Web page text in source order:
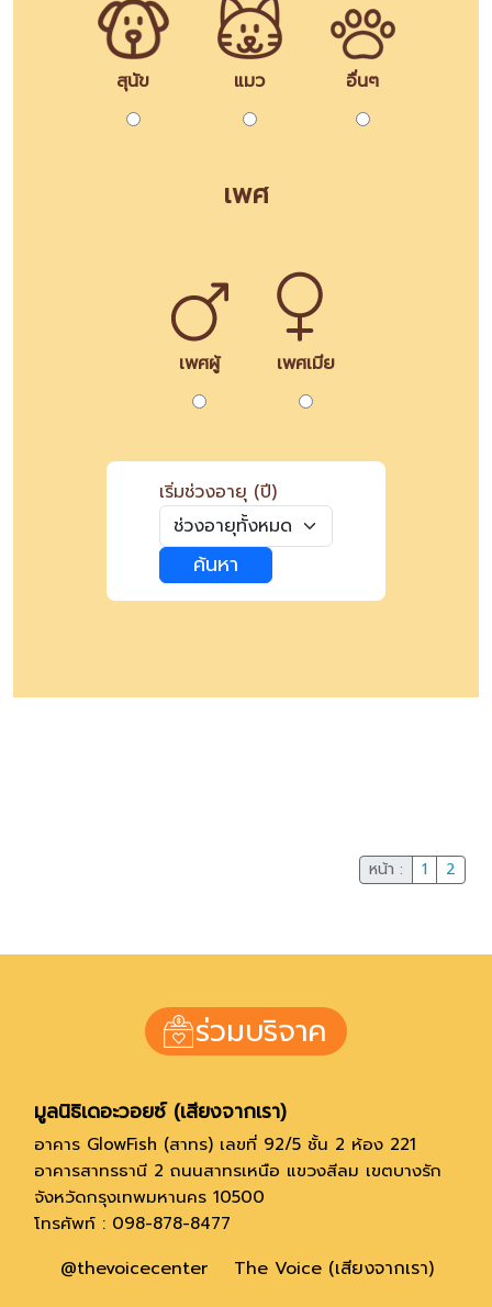
สุนัข แมว อื่นๆ
เพศ
เพศผู้ เพศเมีย
เริ่มช่วงอายุ (ปี)
ค้นหา
หน้า : 1 2
ร่วมบริจาค
มูลนิธิเดอะวอยซ์ (เสียงจากเรา)
อาคาร GlowFish (สาทร) เลขที่ 92/5 ชั้น 2 ห้อง 221
อาคารสาทรธานี 2 ถนนสาทรเหนือ แขวงสีลม เขตบางรัก
จังหวัดกรุงเทพมหานคร 10500
โทรศัพท์ : 098-878-8477
@thevoicecenter The Voice (เสียงจากเรา)